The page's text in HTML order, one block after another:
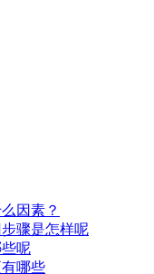
因素？
骤是怎样呢
呢
哪些